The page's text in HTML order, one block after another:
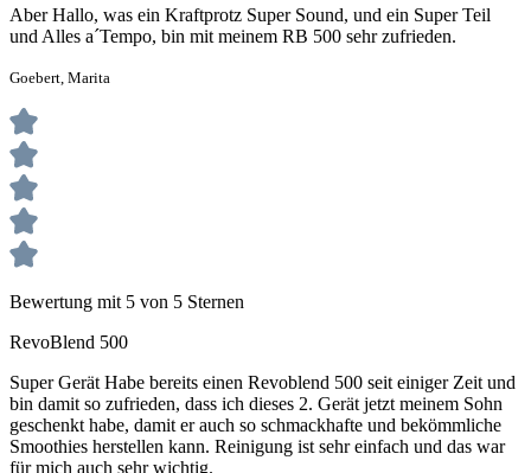
Aber Hallo, was ein Kraftprotz Super Sound, und ein Super Teil
und Alles a´Tempo, bin mit meinem RB 500 sehr zufrieden.
Goebert, Marita
Bewertung mit 5 von 5 Sternen
RevoBlend 500
Super Gerät Habe bereits einen Revoblend 500 seit einiger Zeit und
bin damit so zufrieden, dass ich dieses 2. Gerät jetzt meinem Sohn
geschenkt habe, damit er auch so schmackhafte und bekömmliche
Smoothies herstellen kann. Reinigung ist sehr einfach und das war
für mich auch sehr wichtig.